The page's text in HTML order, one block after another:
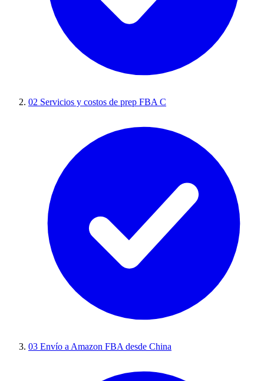
02 Servicios y costos de prep FBA C
03 Envío a Amazon FBA desde China